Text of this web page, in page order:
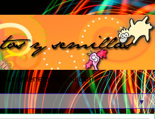
manuelferrero@gmail.com
▼